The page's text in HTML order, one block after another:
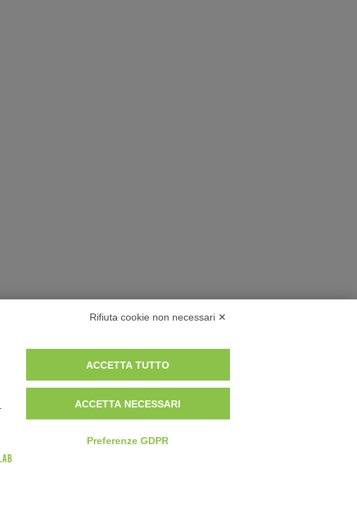
Rifiuta cookie non necessari ✕
ACCETTA TUTTO
ACCETTA NECESSARI
Preferenze GDPR